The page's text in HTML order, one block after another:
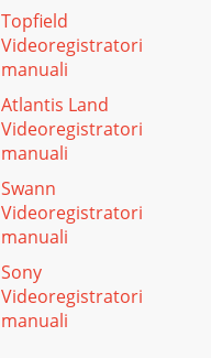
Topfield
Videoregistratori
manuali
Atlantis Land
Videoregistratori
manuali
Swann
Videoregistratori
manuali
Sony
Videoregistratori
manuali